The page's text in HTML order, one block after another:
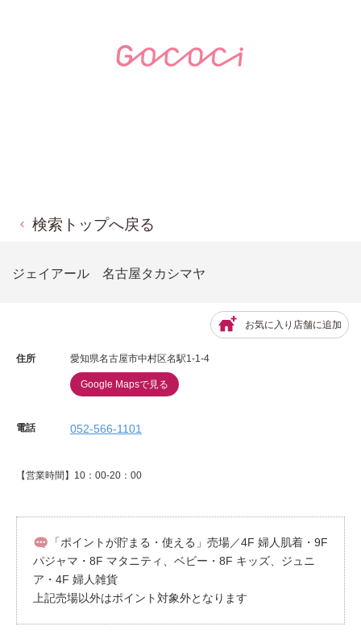
検索トップへ戻る
ジェイアール 名古屋タカシマヤ
お気に入り店舗に追加
住所 愛知県名古屋市中村区名駅1-1-4
Google Mapsで見る
電話 052-566-1101
【営業時間】10：00-20：00
「ポイントが貯まる・使える」売場／4F 婦人肌着・9F
パジャマ・8F マタニティ、ベビー・8F キッズ、ジュニ
ア・4F 婦人雑貨
上記売場以外はポイント対象外となります